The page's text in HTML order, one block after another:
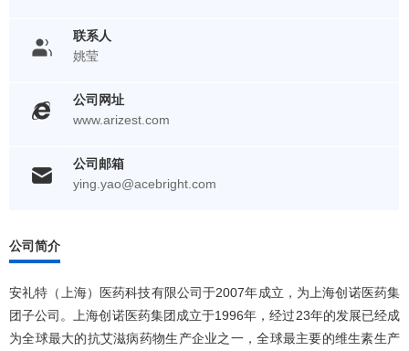
联系人
姚莹
公司网址
www.arizest.com
公司邮箱
ying.yao@acebright.com
公司简介
安礼特（上海）医药科技有限公司于2007年成立，为上海创诺医药集
团子公司。上海创诺医药集团成立于1996年，经过23年的发展已经成
为全球最大的抗艾滋病药物生产企业之一，全球最主要的维生素生产